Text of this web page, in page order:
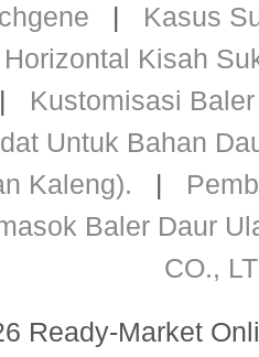
| Kasus
Kisah
Kustomisasi
Untuk Bahan
Kaleng). |
Baler Daur
CO.,
Ready-Market